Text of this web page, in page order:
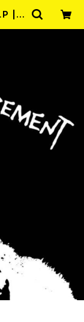
| R